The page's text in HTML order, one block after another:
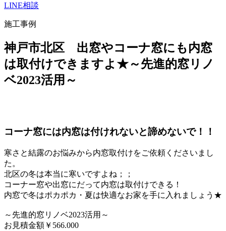
LINE相談
施工事例
神戸市北区 出窓やコーナ窓にも内窓
は取付けできますよ★～先進的窓リノ
ベ2023活用～
コーナ窓には内窓は付けれないと諦めないで！！
寒さと結露のお悩みから内窓取付けをご依頼くださいまし
た。
北区の冬は本当に寒いですよね；；
コーナー窓や出窓にだって内窓は取付けできる！
内窓で冬はポカポカ・夏は快適なお家を手に入れましょう★
～先進的窓リノベ2023活用～
お見積金額￥566.000